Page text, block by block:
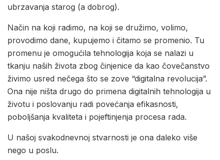
ubrzavanja starog (a dobrog).
Način na koji radimo, na koji se družimo, volimo,
provodimo dane, kupujemo i čitamo se promenio. Tu
promenu je omogućila tehnologija koja se nalazi u
tkanju naših života zbog činjenice da kao čovečanstvo
živimo usred nečega što se zove “digitalna revolucija”.
Ona nije ništa drugo do primena digitalnih tehnologija u
životu i poslovanju radi povećanja efikasnosti,
poboljšanja kvaliteta i pojeftinjenja procesa rada.
U našoj svakodnevnoj stvarnosti je ona daleko više
nego u poslu.